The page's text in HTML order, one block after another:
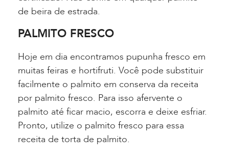
de beira de estrada.
PALMITO FRESCO
Hoje em dia encontramos pupunha fresco em
muitas feiras e hortifruti. Você pode substituir
facilmente o palmito em conserva da receita
por palmito fresco. Para isso afervente o
palmito até ficar macio, escorra e deixe esfriar.
Pronto, utilize o palmito fresco para essa
receita de torta de palmito.